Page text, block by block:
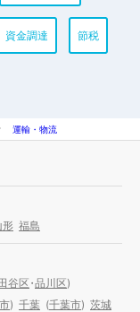
資金調達 節税
運輸・物流
形 福島
谷区・品川区)
) 千葉 (千葉市) 茨城